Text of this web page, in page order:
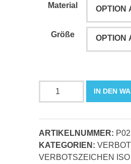
Material
Größe
Gerüstes
verboten
-
Verbotszeichen
IN DEN
ARTIKELNUMMER:
KATEGORIEN:
VERBOTSZEICHEN